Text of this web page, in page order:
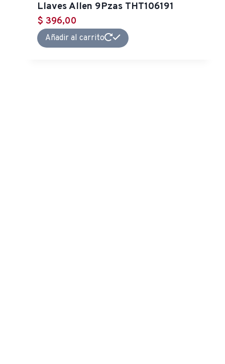
Llaves Allen 9Pzas THT106191
$ 396,00
Añadir al carrito